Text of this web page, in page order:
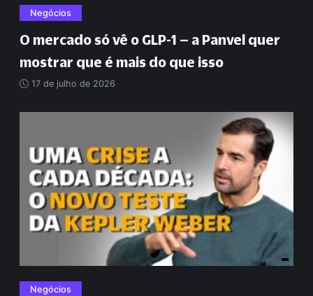
Negócios
O mercado só vê o GLP-1 – a Panvel quer
mostrar que é mais do que isso
17 de julho de 2026
Negócios